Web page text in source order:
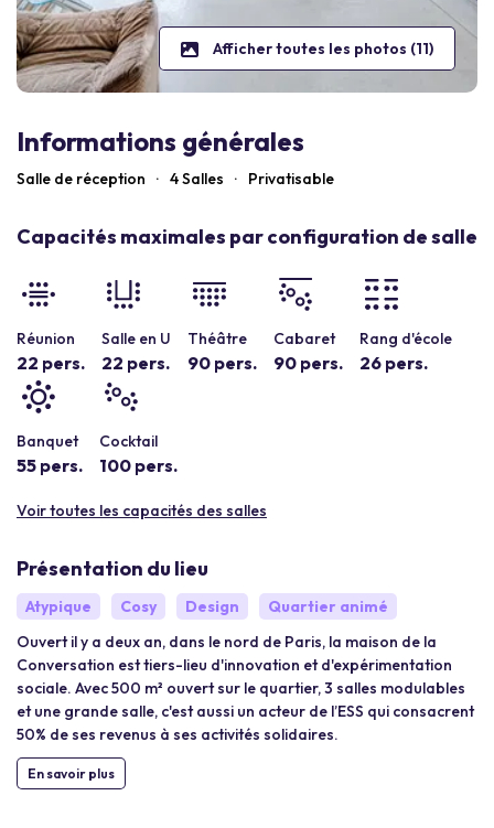
Afficher toutes les photos (11)
Informations générales
Salle de réception · 4 Salles · Privatisable
Capacités maximales par configuration de salle
Réunion
22 pers.
Salle en U
22 pers.
Théâtre
90 pers.
Cabaret
90 pers.
Rang d'école
26 pers.
Banquet
55 pers.
Cocktail
100 pers.
Voir toutes les capacités des salles
Présentation du lieu
Atypique Cosy Design
Quartier animé
Ouvert il y a deux an, dans le nord de Paris, la maison de la
Conversation est tiers-lieu d'innovation et d'expérimentation
sociale. Avec 500 m² ouvert sur le quartier, 3 salles modulables
et une grande salle, c'est aussi un acteur de l’ESS qui consacrent
50% de ses revenus à ses activités solidaires.
En savoir plus